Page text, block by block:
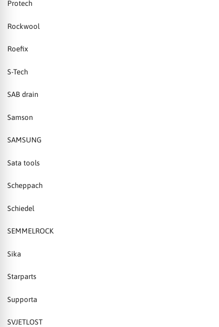
Protech
Rockwool
Roefix
S-Tech
SAB drain
Samson
SAMSUNG
Sata tools
Scheppach
Schiedel
SEMMELROCK
Sika
Starparts
Supporta
SVJETLOST